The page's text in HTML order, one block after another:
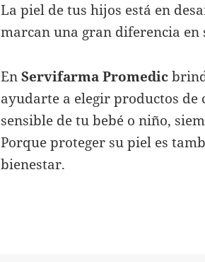
La piel de tus hijos está en
marcan una gran diferencia en
EnServifarma Promedic
ayudarte a elegir productos
sensible de tu bebé o niño,
Porque proteger su piel es
bienestar.